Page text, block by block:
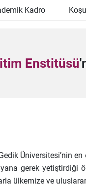
Kadro
Enstitüsü
Üniversitesi’nin
gerek yetiştirdiği
ülkemize ve